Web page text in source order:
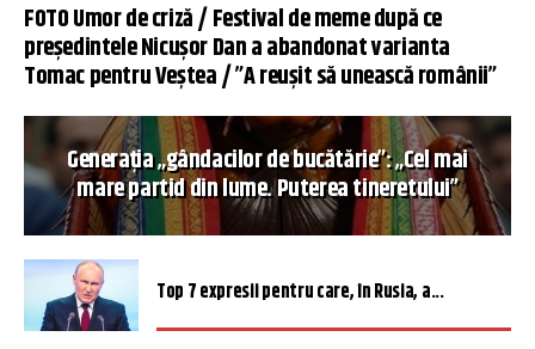
FOTO Umor de criză / Festival de meme după ce
președintele Nicușor Dan a abandonat varianta
Tomac pentru Veștea / ”A reușit să unească românii”
Generația „gândacilor de bucătărie”: „Cel mai
mare partid din lume. Puterea tineretului”
Top 7 expresii pentru care, în Rusia, a...